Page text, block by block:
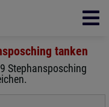
tanken
Stephansposching